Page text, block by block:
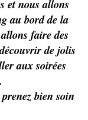
et nous allons
au bord de la
faire des
de jolis
aux soirées
bien soin